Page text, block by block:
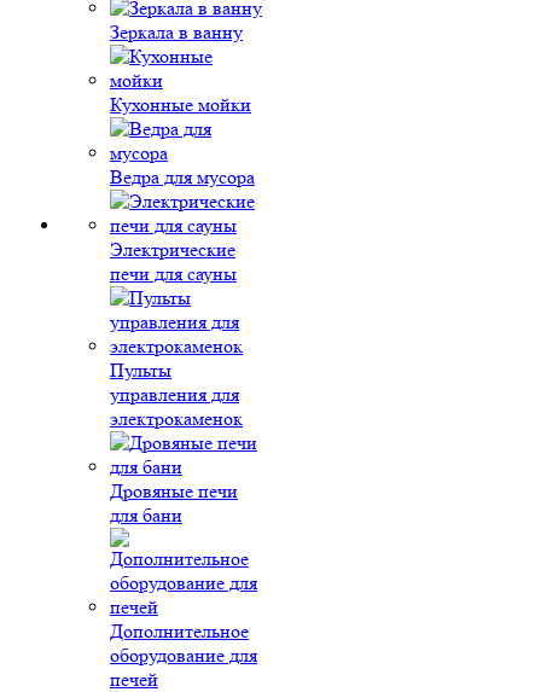
Зеркала в ванну
Кухонные мойки
Ведра для мусора
Электрические
печи для сауны
Пульты
управления для
электрокаменок
Дровяные печи
для бани
Дополнительное
оборудование для
печей